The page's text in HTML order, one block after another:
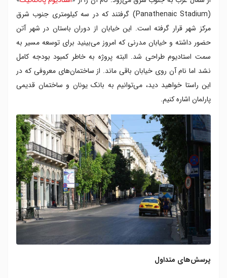
(Panathenaic Stadium) گرفتند که در سه کیلومتری جنوب شرق
مرکز شهر قرار گرفته است. این خیابان از دوران باستان در شهر آتن
حضور داشته و خیابان مدرنی که امروز می‌بینید برای توسعه مسیر به
سمت استادیوم طراحی شد. البته پروژه به خاطر کمبود بودجه کامل
نشد اما نام آن روی خیابان باقی ماند. از ساختمان‌های معروفی که در
این راستا خواهید دید، می‌توانیم به بانک یونان و ساختمان قدیمی
پارلمان اشاره کنیم.
پرسش‌های متداول